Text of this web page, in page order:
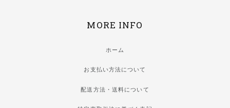
MORE INFO
ホーム
お支払い方法について
配送方法・送料について